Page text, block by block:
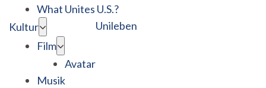
What Unites U.S.?
Kultur
Film
Avatar
Musik
Unileben